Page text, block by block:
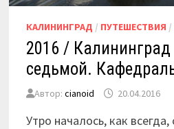
КАЛИНИНГРАД / ПУТЕШЕСТВИЯ /
2016 /
седьмой.
Автор: cianoid 20.04.2016
Утро началось, как